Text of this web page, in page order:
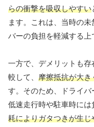
らの衝撃を吸収しやすい
ます。これは、当時の
バーの負担を軽減する上
一方で、デメリットも
較して、 摩擦抵抗が大
す。そのため、ドライ
低速走行時や駐車時には
耗によりガタつきが生